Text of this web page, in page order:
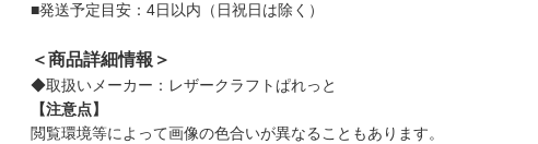
■発送予定目安：4日以内（日祝日は除く）
＜商品詳細情報＞
◆取扱いメーカー：レザークラフトぱれっと
【注意点】
閲覧環境等によって画像の色合いが異なることもあります。